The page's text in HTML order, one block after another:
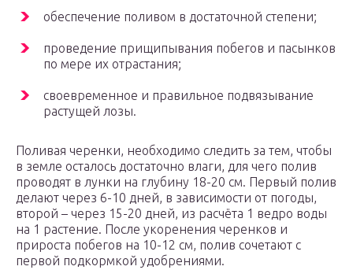
обеспечение поливом в достаточной степени;
проведение прищипывания побегов и пасынков
по мере их отрастания;
своевременное и правильное подвязывание
растущей лозы.
Поливая черенки, необходимо следить за тем, чтобы
в земле осталось достаточно влаги, для чего полив
проводят в лунки на глубину 18-20 см. Первый полив
делают через 6-10 дней, в зависимости от погоды,
второй – через 15-20 дней, из расчёта 1 ведро воды
на 1 растение. После укоренения черенков и
прироста побегов на 10-12 см, полив сочетают с
первой подкормкой удобрениями.